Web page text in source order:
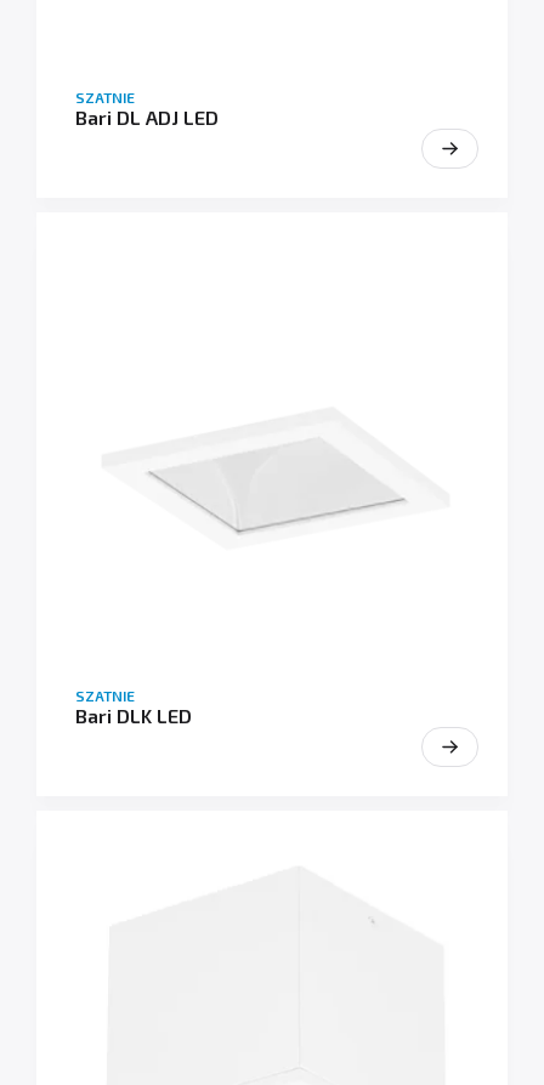
SZATNIE
Bari DL ADJ LED
SZATNIE
Bari DLK LED